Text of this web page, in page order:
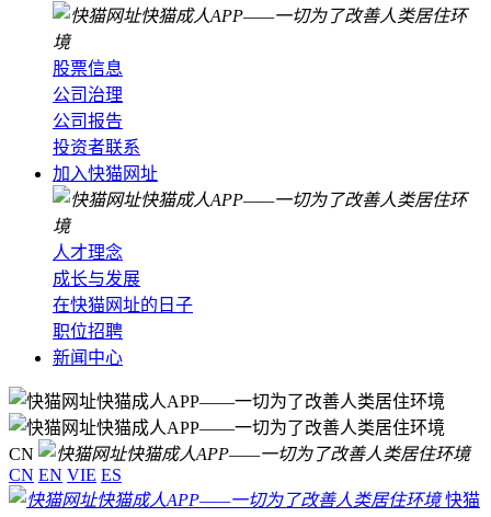
股票信息
公司治理
公司报告
投资者联系
加入快猫网址
人才理念
成长与发展
在快猫网址的日子
职位招聘
新闻中心
CN
CN EN VIE ES
快猫